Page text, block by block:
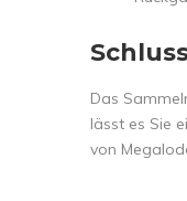
Das
lässt es Sie
von